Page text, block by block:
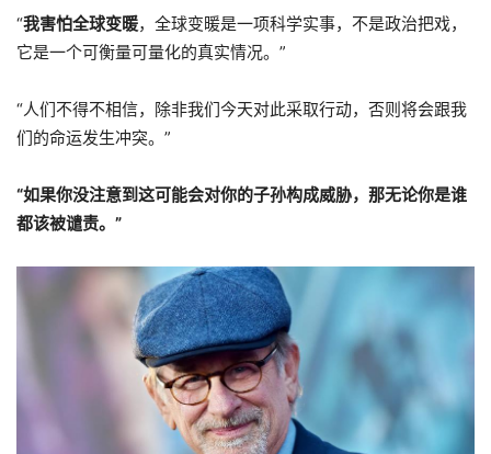
“我害怕全球变暖，全球变暖是一项科学实事，不是政治把戏，
它是一个可衡量可量化的真实情况。”
“人们不得不相信，除非我们今天对此采取行动，否则将会跟我
们的命运发生冲突。”
“如果你没注意到这可能会对你的子孙构成威胁，那无论你是谁
都该被谴责。”